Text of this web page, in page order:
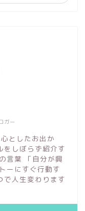
ガー
としたお出か
をしぼらず紹介す
言葉 「自分が興
ーにすぐ行動す
で人生変わります